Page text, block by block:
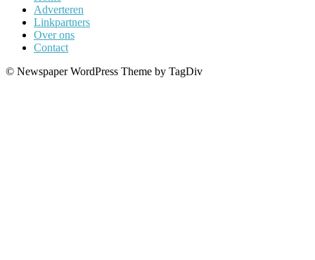
Adverteren
Linkpartners
Over ons
Contact
© Newspaper WordPress Theme by TagDiv